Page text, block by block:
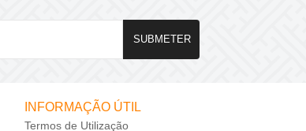
SUBMETER
INFORMAÇÃO ÚTIL
Termos de Utilização